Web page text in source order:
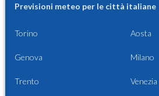
Previsioni meteo per le città italiane
Torino Aosta
Genova Milano
Trento Venezia